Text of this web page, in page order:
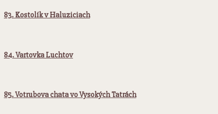
83. Kostolík v Haluziciach
84. Vartovka Luchtov
85. Votrubova chata vo Vysokých Tatrách